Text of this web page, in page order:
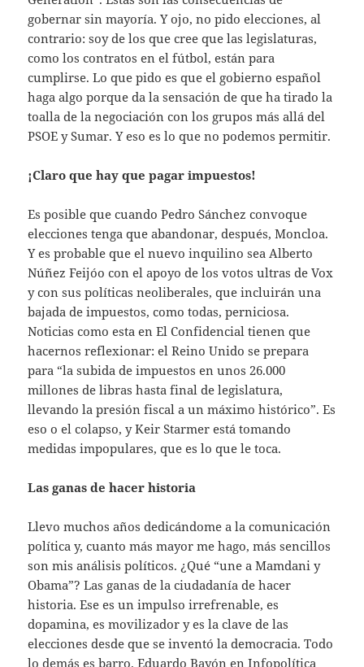
gobernar sin mayoría. Y ojo, no pido elecciones, al
contrario: soy de los que cree que las legislaturas,
como los contratos en el fútbol, están para
cumplirse. Lo que pido es que el gobierno español
haga algo porque da la sensación de que ha tirado la
toalla de la negociación con los grupos más allá del
PSOE y Sumar. Y eso es lo que no podemos permitir.
¡Claro que hay que pagar impuestos!
Es posible que cuando Pedro Sánchez convoque
elecciones tenga que abandonar, después, Moncloa.
Y es probable que el nuevo inquilino sea Alberto
Núñez Feijóo con el apoyo de los votos ultras de Vox
y con sus políticas neoliberales, que incluirán una
bajada de impuestos, como todas, perniciosa.
Noticias como esta en El Confidencial tienen que
hacernos reflexionar: el Reino Unido se prepara
para “la subida de impuestos en unos 26.000
millones de libras hasta final de legislatura,
llevando la presión fiscal a un máximo histórico”. Es
eso o el colapso, y Keir Starmer está tomando
medidas impopulares, que es lo que le toca.
Las ganas de hacer historia
Llevo muchos años dedicándome a la comunicación
política y, cuanto más mayor me hago, más sencillos
son mis análisis políticos. ¿Qué “une a Mamdani y
Obama”? Las ganas de la ciudadanía de hacer
historia. Ese es un impulso irrefrenable, es
dopamina, es movilizador y es la clave de las
elecciones desde que se inventó la democracia. Todo
lo demás es barro. Eduardo Bayón en Infopolítica